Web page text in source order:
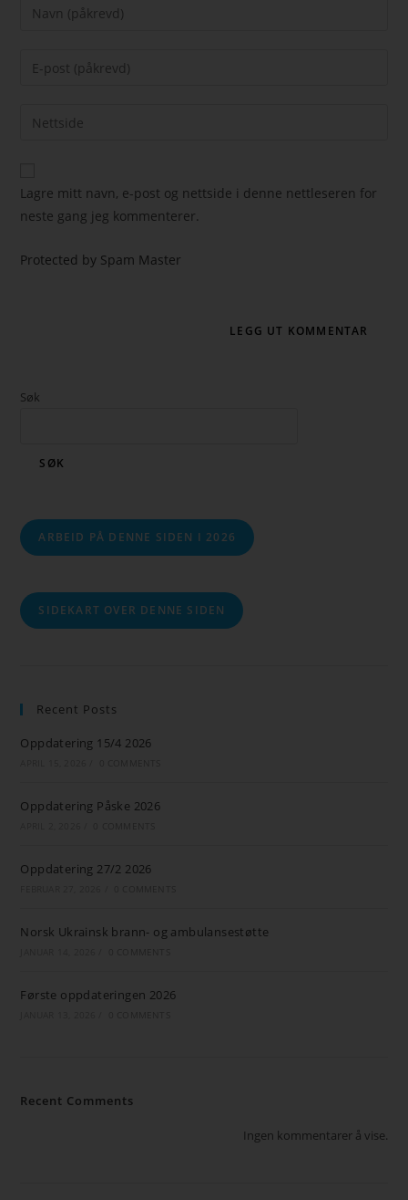
Lagre mitt navn, e-post og nettside i denne nettleseren for
neste gang jeg kommenterer.
Protected by Spam Master
Søk
SØK
ARBEID PÅ DENNE SIDEN I 2026
SIDEKART OVER DENNE SIDEN
Recent Posts
Oppdatering 15/4 2026
Oppdatering Påske 2026
Oppdatering 27/2 2026
Norsk Ukrainsk brann- og ambulansestøtte
Første oppdateringen 2026
Recent Comments
Ingen kommentarer å vise.